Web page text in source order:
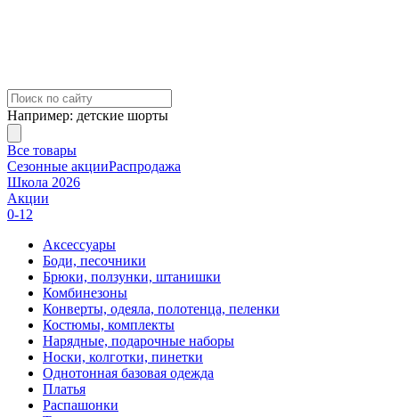
Например: детские шорты
Все товары
Сезонные акцииРаспродажа
Школа 2026
Акции
0-12
Аксессуары
Боди, песочники
Брюки, ползунки, штанишки
Комбинезоны
Конверты, одеяла, полотенца, пеленки
Костюмы, комплекты
Нарядные, подарочные наборы
Носки, колготки, пинетки
Однотонная базовая одежда
Платья
Распашонки